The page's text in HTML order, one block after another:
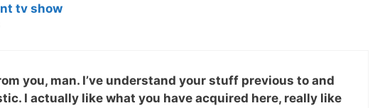
tv show
you, man. I’ve understand your stuff previous to and
I actually like what you have acquired here, really like